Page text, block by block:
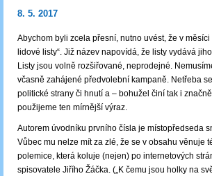
8. 5. 2017
Abychom byli zcela přesní, nutno uvést, že v
lidové listy“. Již název napovídá, že listy vydává
Listy jsou volně rozšiřované, neprodejné.
včasně zahájené předvolební kampaně. Netřeba
politické strany či hnutí a ‒ bohužel činí tak i
použijeme ten mírnější výraz.
Autorem úvodníku prvního čísla je místopředseda
Vůbec mu nelze mít za zlé, že se v obsahu věnuje
polemice, která koluje (nejen) po internetových
spisovatele Jiřího Žáčka. („K čemu jsou holky na